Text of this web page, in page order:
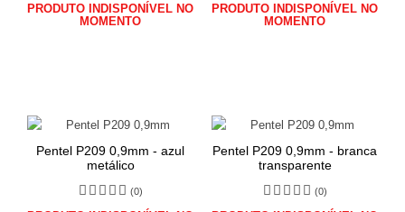
PRODUTO INDISPONÍVEL NO
MOMENTO
PRODUTO INDISPONÍVEL NO
MOMENTO
Pentel P209 0,9mm - azul
metálico
(0)
Pentel P209 0,9mm - branca
transparente
(0)